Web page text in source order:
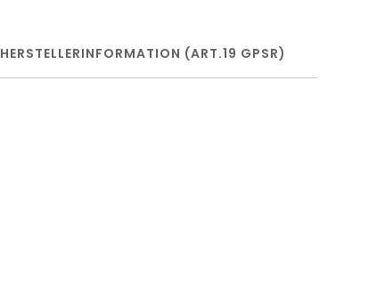
HERSTELLERINFORMATION (ART.19 GPSR)